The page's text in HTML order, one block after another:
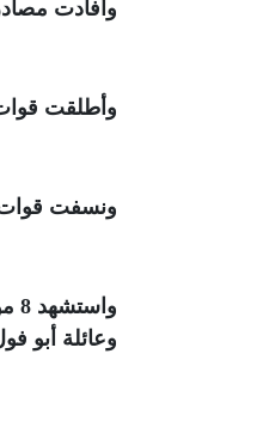
وأفادت
وأطلقت
ونسفت قوات
وعائلة أبو